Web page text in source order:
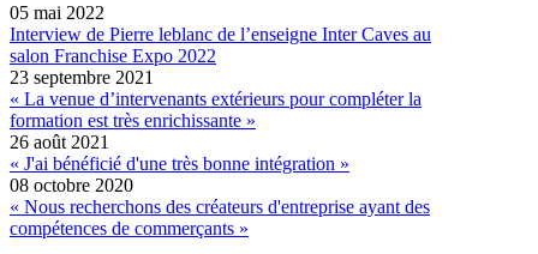
05 mai 2022
Interview de Pierre leblanc de l’enseigne Inter Caves au
salon Franchise Expo 2022
23 septembre 2021
« La venue d’intervenants extérieurs pour compléter la
formation est très enrichissante »
26 août 2021
« J'ai bénéficié d'une très bonne intégration »
08 octobre 2020
« Nous recherchons des créateurs d'entreprise ayant des
compétences de commerçants »